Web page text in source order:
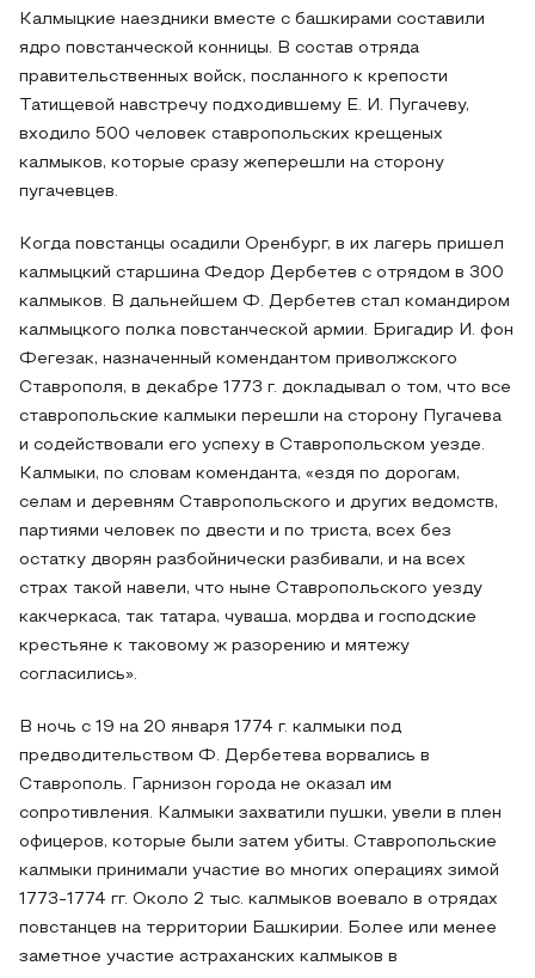
Калмыцкие наездники вместе с башкирами составили
ядро повстанческой конницы. В состав отряда
правительственных войск, посланного к крепости
Татищевой навстречу подходившему Е. И. Пугачеву,
входило 500 человек ставропольских крещеных
калмыков, которые сразу жеперешли на сторону
пугачевцев.
Когда повстанцы осадили Оренбург, в их лагерь пришел
калмыцкий старшина Федор Дербетев с отрядом в 300
калмыков. В дальнейшем Ф. Дербетев стал командиром
калмыцкого полка повстанческой армии. Бригадир И. фон
Фегезак, назначенный комендантом приволжского
Ставрополя, в декабре 1773 г. докладывал о том, что все
ставропольские калмыки перешли на сторону Пугачева
и содействовали его успеху в Ставропольском уезде.
Калмыки, по словам коменданта, «ездя по дорогам,
селам и деревням Ставропольского и других ведомств,
партиями человек по двести и по триста, всех без
остатку дворян разбойнически разбивали, и на всех
страх такой навели, что ныне Ставропольского уезду
какчеркаса, так татара, чуваша, мордва и господские
крестьяне к таковому ж разорению и мятежу
согласились».
В ночь с 19 на 20 января 1774 г. калмыки под
предводительством Ф. Дербетева ворвались в
Ставрополь. Гарнизон города не оказал им
сопротивления. Калмыки захватили пушки, увели в плен
офицеров, которые были затем убиты. Ставропольские
калмыки принимали участие во многих операциях зимой
1773-1774 гг. Около 2 тыс. калмыков воевало в отрядах
повстанцев на территории Башкирии. Более или менее
заметное участие астраханских калмыков в